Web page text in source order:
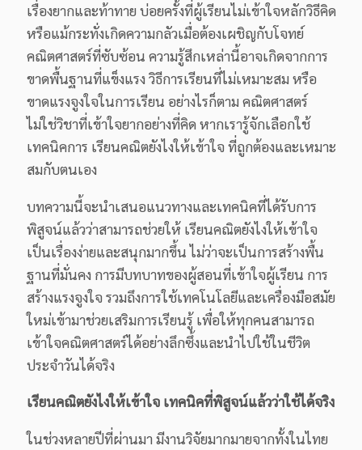
เรื่องยากและท้าทาย บ่อยครั้งที่ผู้เรียนไม่เข้าใจหลักวิธีคิด
หรือแม้กระทั่งเกิดความกลัวเมื่อต้องเผชิญกับโจทย์
คณิตศาสตร์ที่ซับซ้อน ความรู้สึกเหล่านี้อาจเกิดจากการ
ขาดพื้นฐานที่แข็งแรง วิธีการเรียนที่ไม่เหมาะสม หรือ
ขาดแรงจูงใจในการเรียน อย่างไรก็ตาม คณิตศาสตร์
ไม่ใช่วิชาที่เข้าใจยากอย่างที่คิด หากเรารู้จักเลือกใช้
เทคนิคการ เรียนคณิตยังไงให้เข้าใจ ที่ถูกต้องและเหมาะ
สมกับตนเอง
บทความนี้จะนำเสนอแนวทางและเทคนิคที่ได้รับการ
พิสูจน์แล้วว่าสามารถช่วยให้ เรียนคณิตยังไงให้เข้าใจ
เป็นเรื่องง่ายและสนุกมากขึ้น ไม่ว่าจะเป็นการสร้างพื้น
ฐานที่มั่นคง การมีบทบาทของผู้สอนที่เข้าใจผู้เรียน การ
สร้างแรงจูงใจ รวมถึงการใช้เทคโนโลยีและเครื่องมือสมัย
ใหม่เข้ามาช่วยเสริมการเรียนรู้ เพื่อให้ทุกคนสามารถ
เข้าใจคณิตศาสตร์ได้อย่างลึกซึ้งและนำไปใช้ในชีวิต
ประจำวันได้จริง
เรียนคณิตยังไงให้เข้าใจ เทคนิคที่พิสูจน์แล้วว่าใช้ได้จริง
ในช่วงหลายปีที่ผ่านมา มีงานวิจัยมากมายจากทั้งในไทย